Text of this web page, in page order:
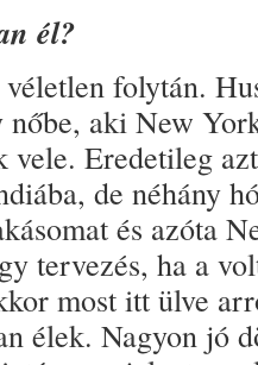
él?
folytán.
nőbe, aki New
vele. Eredetileg
de néhány
és azóta
tervezés, ha a
most itt ülve
élek. Nagyon jó